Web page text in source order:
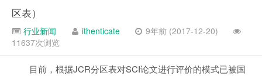
区表）
行业新闻 ithenticate
9年前 (2017-12-20)
11637次浏览
目前，根据JCR分区表对SCI论文进行评价的模式已被国